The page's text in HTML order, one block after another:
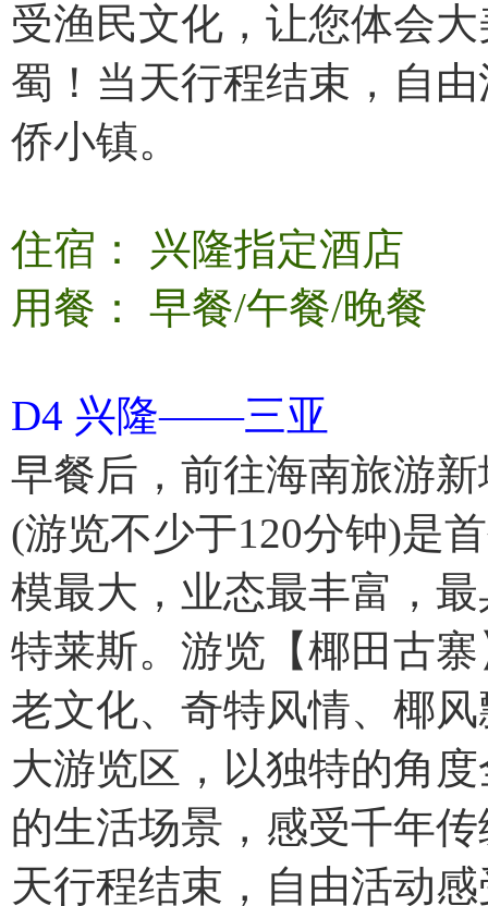
受渔民文化，让您体会
蜀！当天行程结束，自
侨小镇。
住宿： 兴隆指定酒店
用餐： 早餐/午餐/晚餐
D4 兴隆——三亚
早餐后，前往海南旅游
(游览不少于120分钟)是
模最大，业态最丰富，
特莱斯。游览【椰田古
老文化、奇特风情、椰
大游览区，以独特的角
的生活场景，感受千年
天行程结束，自由活动